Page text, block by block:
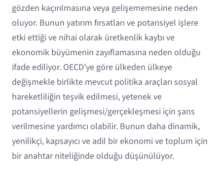
gözden kaçırılmasına veya gelişememesine neden
oluyor. Bunun yatırım fırsatları ve potansiyel işlere
etki ettiği ve nihai olarak üretkenlik kaybı ve
ekonomik büyümenin zayıflamasına neden olduğu
ifade ediliyor. OECD’ye göre ülkeden ülkeye
değişmekle birlikte mevcut politika araçları sosyal
hareketliliğin teşvik edilmesi, yetenek ve
potansiyellerin gelişmesi/gerçekleşmesi için şans
verilmesine yardımcı olabilir. Bunun daha dinamik,
yenilikçi, kapsayıcı ve adil bir ekonomi ve toplum için
bir anahtar niteliğinde olduğu düşünülüyor.